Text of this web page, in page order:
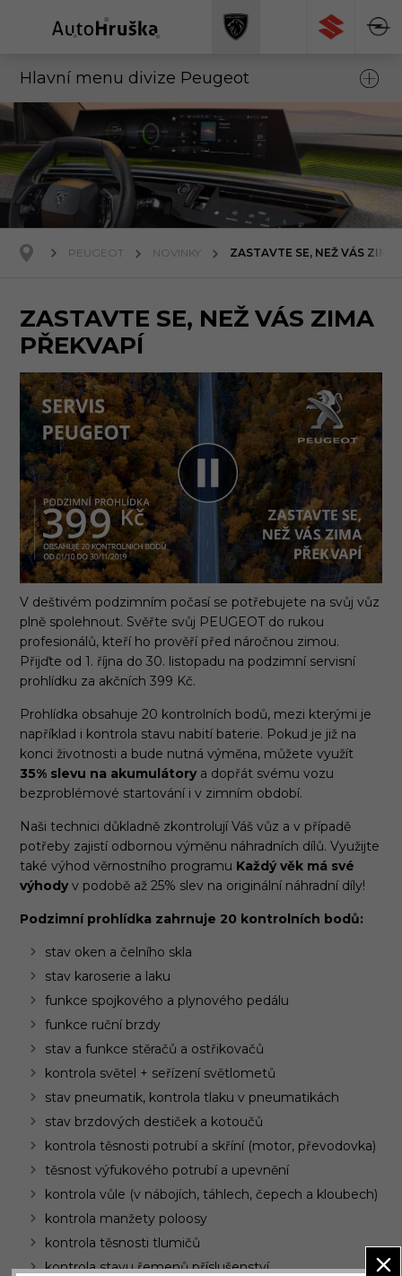
Hlavní menu divize Peugeot
PEUGEOT NOVINKY ZASTAVTE SE, NEŽ VÁS ZIMA
ZASTAVTE SE, NEŽ VÁS ZIMA
PŘEKVAPÍ
V deštivém podzimním počasí se potřebujete na svůj vůz
plně spolehnout. Svěřte svůj PEUGEOT do rukou
profesionálů, kteří ho prověří před náročnou zimou.
Přijďte od 1. října do 30. listopadu na podzimní servisní
prohlídku za akčních 399 Kč.
Prohlídka obsahuje 20 kontrolních bodů, mezi kterými je
například i kontrola stavu nabití baterie. Pokud je již na
konci životnosti a bude nutná výměna, můžete využít
35% slevu na akumulátorya dopřát svému vozu
bezproblémové startování i v zimním období.
Naši technici důkladně zkontrolují Váš vůz a v případě
potřeby zajistí odbornou výměnu náhradních dílů. Využijte
také výhod věrnostního programu Každý věk má své
výhodyv podobě až 25% slev na originální náhradní díly!
Podzimní prohlídka zahrnuje 20 kontrolních bodů:
stav oken a čelního skla
stav karoserie a laku
funkce spojkového a plynového pedálu
funkce ruční brzdy
stav a funkce stěračů a ostřikovačů
kontrola světel + seřízení světlometů
stav pneumatik, kontrola tlaku v pneumatikách
stav brzdových destiček a kotoučů
kontrola těsnosti potrubí a skříní (motor, převodovka)
těsnost výfukového potrubí a upevnění
kontrola vůle (v nábojích, táhlech, čepech a kloubech)
kontrola manžety poloosy
kontrola těsnosti tlumičů
kontrola stavu řemenů příslušenství